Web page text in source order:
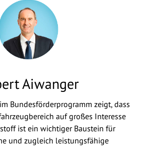
Aiwanger
Bundesförderprogramm zeigt, dass
auf großes Interesse
ist ein wichtiger Baustein für
und zugleich leistungsfähige